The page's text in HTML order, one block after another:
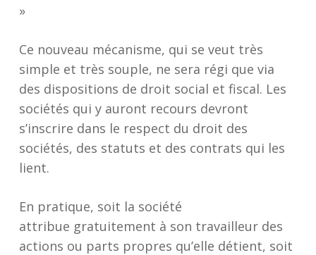
»
Ce nouveau mécanisme, qui se veut très
simple et très souple, ne sera régi que via
des dispositions de droit social et fiscal. Les
sociétés qui y auront recours devront
s’inscrire dans le respect du droit des
sociétés, des statuts et des contrats qui les
lient.
En pratique, soit la société
attribue gratuitement à son travailleur des
actions ou parts propres qu’elle détient, soit